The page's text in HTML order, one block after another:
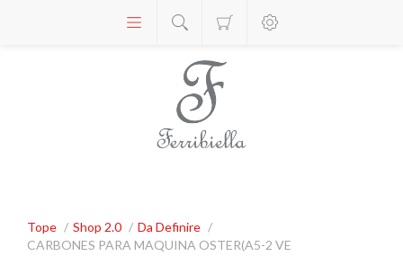
Tope / Shop 2.0 / Da Definire /
CARBONES PARA MAQUINA OSTER(A5-2 VE